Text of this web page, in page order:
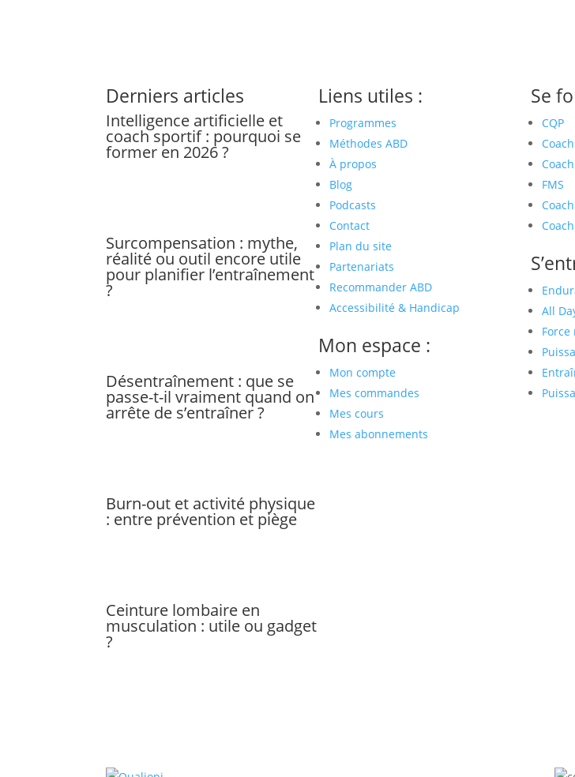
Derniers articles
Intelligence artificielle et
coach sportif : pourquoi se
former en 2026 ?
Surcompensation : mythe,
réalité ou outil encore utile
pour planifier l’entraînement
?
Désentraînement : que se
passe-t-il vraiment quand on
arrête de s’entraîner ?
Burn-out et activité physique
: entre prévention et piège
Ceinture lombaire en
musculation : utile ou gadget
?
Liens utiles :
Programmes
Méthodes ABD
À propos
Blog
Podcasts
Contact
Plan du site
Partenariats
Recommander ABD
Accessibilité & Handicap
Mon espace :
Mon compte
Mes commandes
Mes cours
Mes abonnements
Se
CQP
FMS
All
Force